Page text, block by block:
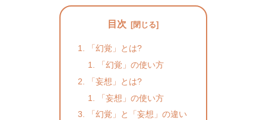
目次
「幻覚」とは?
「幻覚」の使い方
「妄想」とは?
「妄想」の使い方
「幻覚」と「妄想」の違い